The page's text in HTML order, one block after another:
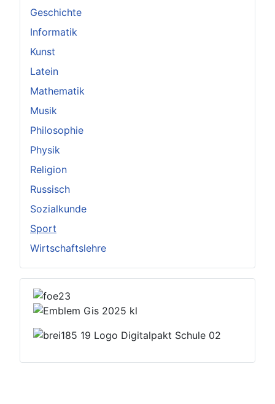
Geschichte
Informatik
Kunst
Latein
Mathematik
Musik
Philosophie
Physik
Religion
Russisch
Sozialkunde
Sport
Wirtschaftslehre